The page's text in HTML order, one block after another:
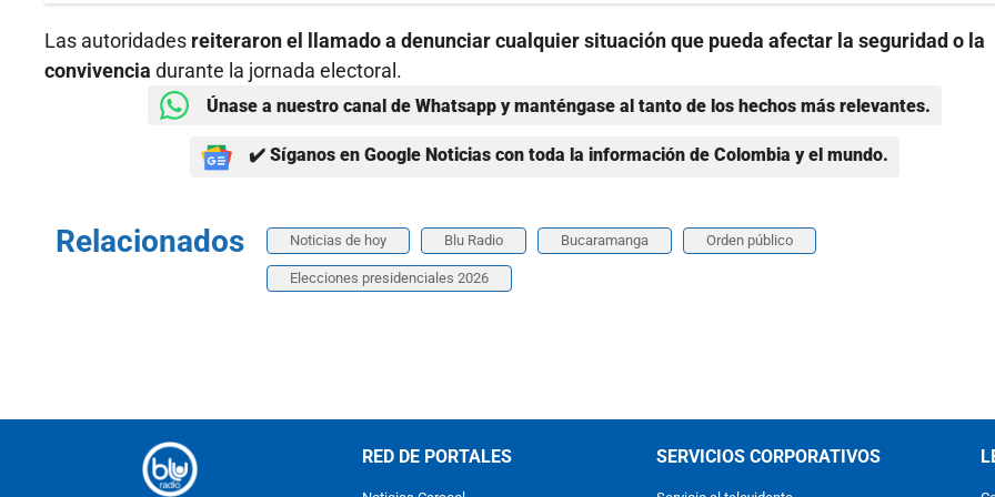
Las autoridades reiteraron el llamado a denunciar cualquier situación que pueda afectar la seguridad o la
convivencia durante la jornada electoral.
Únase a nuestro canal de Whatsapp y manténgase al tanto de los hechos más relevantes.
✔️ Síganos en Google Noticias con toda la información de Colombia y el mundo.
Relacionados Noticias de hoy Blu Radio Bucaramanga Orden público
Elecciones presidenciales 2026
RED DE PORTALES SERVICIOS CORPORATIVOS